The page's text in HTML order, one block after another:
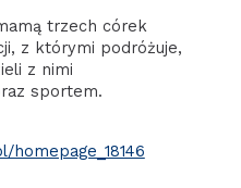
trzech córek
z którymi podróżuje,
z nimi
sportem.